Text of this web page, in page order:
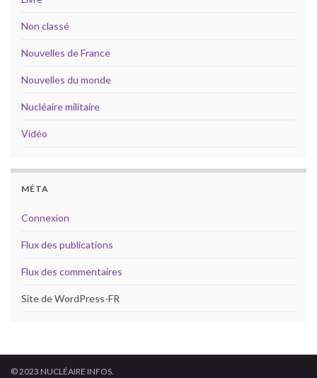
Non classé
Nouvelles de France
Nouvelles du monde
Nucléaire militaire
Vidéo
MÉTA
Connexion
Flux des publications
Flux des commentaires
Site de WordPress-FR
© 2023 NUCLÉAIRE INFOS.